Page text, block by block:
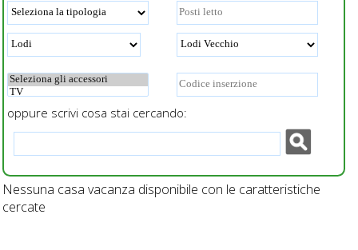
oppure scrivi cosa stai cercando:
Nessuna casa vacanza disponibile con le caratteristiche
cercate